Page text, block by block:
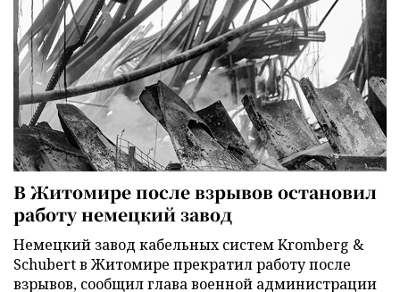
В Житомире после взрывов остановил
работу немецкий завод
Немецкий завод кабельных систем Kromberg &
Schubert в Житомире прекратил работу после
взрывов, сообщил глава военной администрации